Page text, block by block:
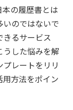
の履歴書とは
のではないで
きるサービス
うした悩みを解
レートをリリ
方法をポイン